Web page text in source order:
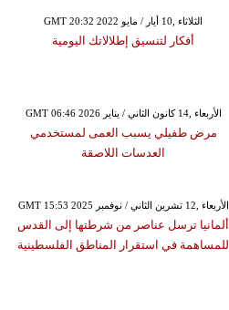
GMT 20:32 2022 الثلاثاء ,10 أيار / مايو
أفكار لتنسيق إطلالاتك اليومية
GMT 06:46 2026 الأربعاء ,14 كانون الثاني / يناير
مرض طفيلي يسبب العمى لمستخدمي
العدسات اللاصقة
GMT 15:53 2025 الأربعاء ,12 تشرين الثاني / نوفمبر
ألمانيا ترسل عناصر من شرطتها إلى القدس
للمساهمة في استقرار المناطق الفلسطينية